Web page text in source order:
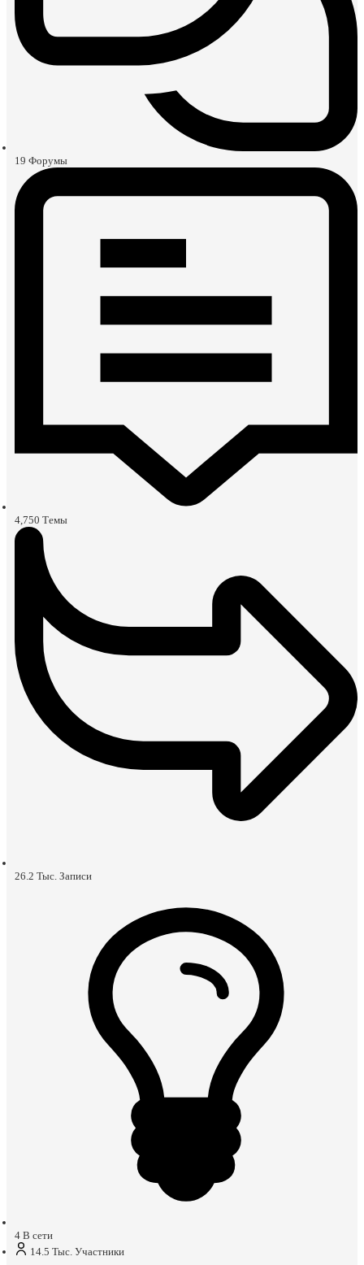
19 Форумы
4,750 Темы
26.2 Тыс. Записи
4 В сети
14.5 Тыс. Участники